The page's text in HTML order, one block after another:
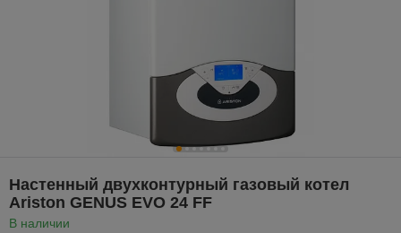
Настенный двухконтурный газовый котел
Ariston GENUS EVO 24 FF
В наличии